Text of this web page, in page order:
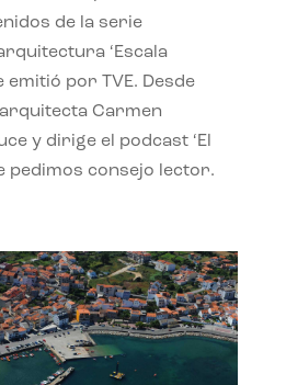
de la serie
‘Escala
emitió por TVE. Desde
Carmen
y dirige el podcast ‘El
pedimos consejo lector.